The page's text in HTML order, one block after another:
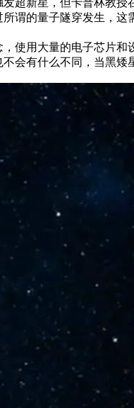
谓的量子隧穿发生，
使用大量的电子芯片
会有什么不同，当黑